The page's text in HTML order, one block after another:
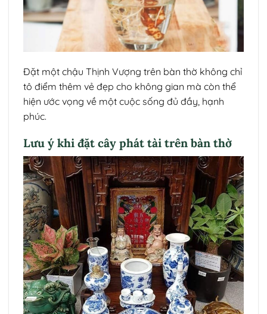
Đặt một chậu Thịnh Vượng trên bàn thờ không chỉ
tô điểm thêm vẻ đẹp cho không gian mà còn thể
hiện ước vọng về một cuộc sống đủ đầy, hạnh
phúc.
Lưu ý khi đặt cây phát tài trên bàn thờ